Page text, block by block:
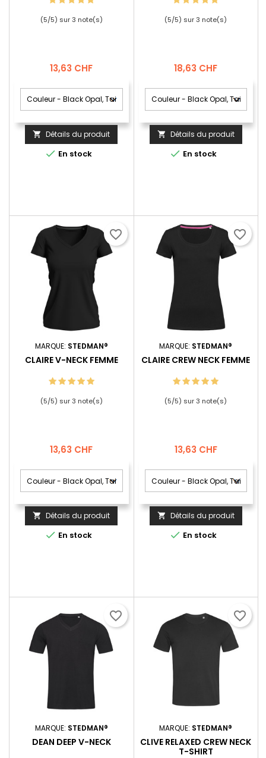
(5/5) sur3 note(s)
Prix
13,63 CHF
 Détails du produit
 En stock
(5/5) sur3 note(s)
Prix
18,63 CHF
 Détails du produit
 En stock
MARQUE: STEDMAN®
CLAIRE V-NECK FEMME
(5/5) sur3 note(s)
Prix
13,63 CHF
 Détails du produit
 En stock
favorite_border
MARQUE: STEDMAN®
CLAIRE CREW NECK FEMME
(5/5) sur3 note(s)
Prix
13,63 CHF
 Détails du produit
 En stock
favorite_border
MARQUE: STEDMAN®
DEAN DEEP V-NECK
favorite_border
MARQUE: STEDMAN®
CLIVE RELAXED CREW NECK
T-SHIRT
favorite_border